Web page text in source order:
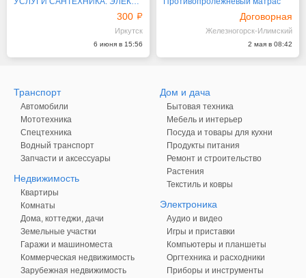
300
Иркутск
6 июня в 15:56
Договорная
Железногорск-Илимский
2 мая в 08:42
Транспорт
Автомобили
Мототехника
Спецтехника
Водный транспорт
Запчасти и аксессуары
Недвижимость
Квартиры
Комнаты
Дома, коттеджи, дачи
Земельные участки
Гаражи и машиноместа
Коммерческая недвижимость
Зарубежная недвижимость
Дом и дача
Бытовая техника
Мебель и интерьер
Посуда и товары для кухни
Продукты питания
Ремонт и строительство
Растения
Текстиль и ковры
Электроника
Аудио и видео
Игры и приставки
Компьютеры и планшеты
Оргтехника и расходники
Приборы и инструменты